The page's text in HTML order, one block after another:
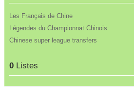
Les Français de Chine
Légendes du Championnat Chinois
Chinese super league transfers
0Listes